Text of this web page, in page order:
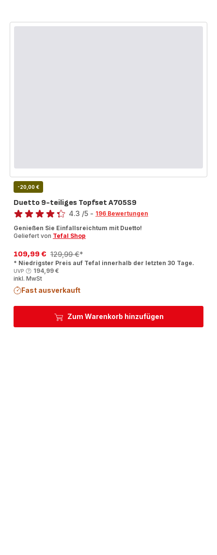
Zum Warenkorb hinzufügen
-20,00 €
Duetto 9-teiliges Topfset A705S9
Bewertung
4.3 /5 - 196 Bewertungen
Genießen Sie Einfallsreichtum mit Duetto!
Geliefert von Tefal Shop
Ermäßigter
Preis
109,99 €
Erstes
Angebot
129,99 €*
* Niedrigster Preis auf Tefal innerhalb der letzten 30 Tage.
UVP
194,99 €
inkl. MwSt
Fast ausverkauft